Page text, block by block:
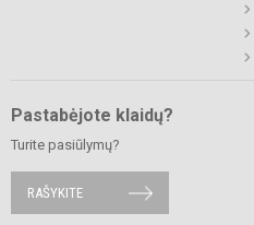
Pastabėjote klaidų?
Turite pasiūlymų?
RAŠYKITE